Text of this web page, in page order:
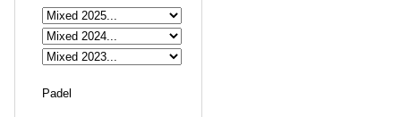
Padel